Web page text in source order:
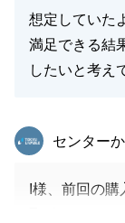
を、心よりお
本当にありが
想定していた
満足できる結
したいと考え
東急リバブ
センター
I様、前回の購